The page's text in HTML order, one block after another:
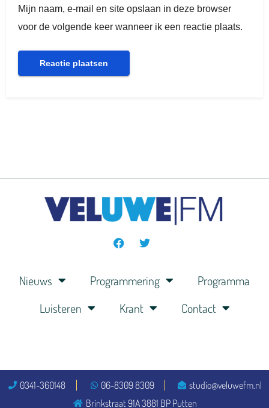
Mijn naam, e-mail en site opslaan in deze browser
voor de volgende keer wanneer ik een reactie plaats.
Nieuws Programmering
Programma
Luisteren
Krant Contact
0341-360148 06-8309 8309
studio@veluwefm.nl
Brinkstraat 91A 3881 BP Putten